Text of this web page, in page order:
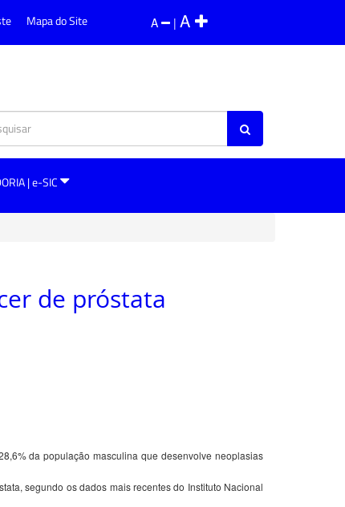
A | A
Mapa do Site
| e-SIC
de próstata
da população masculina que desenvolve neoplasias
segundo os dados mais recentes do Instituto Nacional